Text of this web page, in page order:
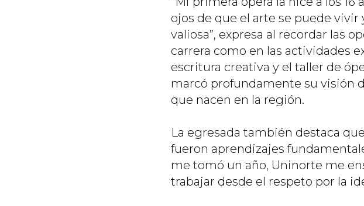
ojos de que el arte se puede
valiosa”, expresa al recordar las
carrera como en las actividades
escritura creativa y el taller de
marcó profundamente su visión
que nacen en la región.
La egresada también destaca
fueron aprendizajes
me tomó un año, Uninorte me
trabajar desde el respeto por la